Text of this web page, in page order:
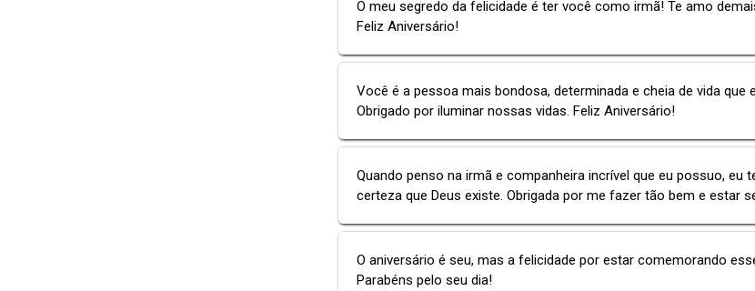
O meu segredo da felicidade é ter você como irmã! Te amo
Feliz Aniversário!
Você é a pessoa mais bondosa, determinada e cheia de vida que
Obrigado por iluminar nossas vidas. Feliz Aniversário!
Quando penso na irmã e companheira incrível que eu possuo, eu
certeza que Deus existe. Obrigada por me fazer tão bem e estar
O aniversário é seu, mas a felicidade por estar comemorando
Parabéns pelo seu dia!